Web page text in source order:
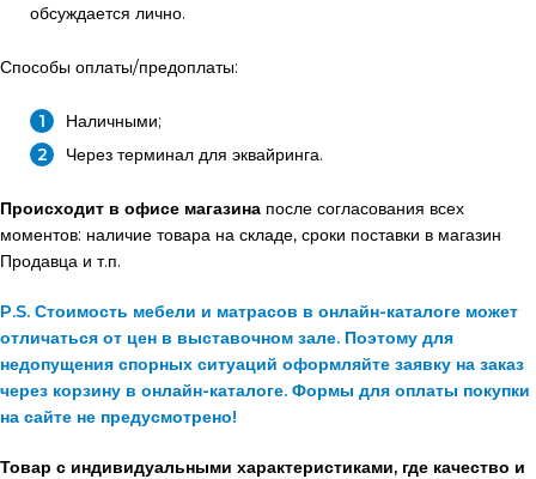
обсуждается лично.
Способы оплаты/предоплаты:
Наличными;
Через терминал для эквайринга.
Происходит в офисе магазина после согласования всех
моментов: наличие товара на складе, сроки поставки в магазин
Продавца и т.п.
P.S. Стоимость мебели и матрасов в онлайн-каталоге может
отличаться от цен в выставочном зале. Поэтому для
недопущения спорных ситуаций оформляйте заявку на заказ
через корзину в онлайн-каталоге. Формы для оплаты покупки
на сайте не предусмотрено!
Товар с индивидуальными характеристиками, где качество и